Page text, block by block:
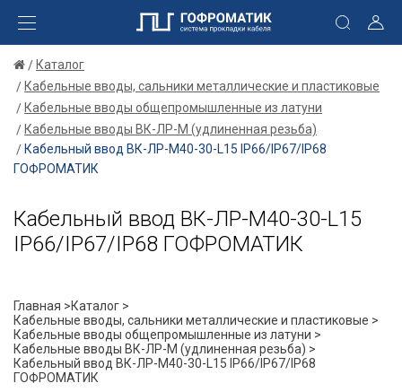
Каталог
Кабельные вводы, сальники металлические и пластиковые
Кабельные вводы общепромышленные из латуни
Кабельные вводы ВК-ЛР-М (удлиненная резьба)
Кабельный ввод ВК-ЛР-М40-30-L15 IP66/IP67/IP68
ГОФРОМАТИК
Кабельный ввод ВК-ЛР-М40-30-L15
IP66/IP67/IP68 ГОФРОМАТИК
Главная >Каталог >
Кабельные вводы, сальники металлические и пластиковые >
Кабельные вводы общепромышленные из латуни >
Кабельные вводы ВК-ЛР-М (удлиненная резьба) >
Кабельный ввод ВК-ЛР-М40-30-L15 IP66/IP67/IP68
ГОФРОМАТИК